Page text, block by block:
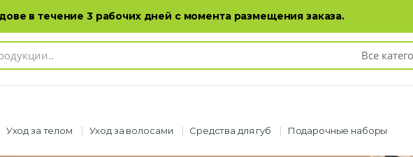
Адреса магазинов Каталог продукции Избранные товары
Уход за телом Уход за волосами Средства для губ Подарочные наборы
в течение 3 рабочих дней с момента размещения заказа.